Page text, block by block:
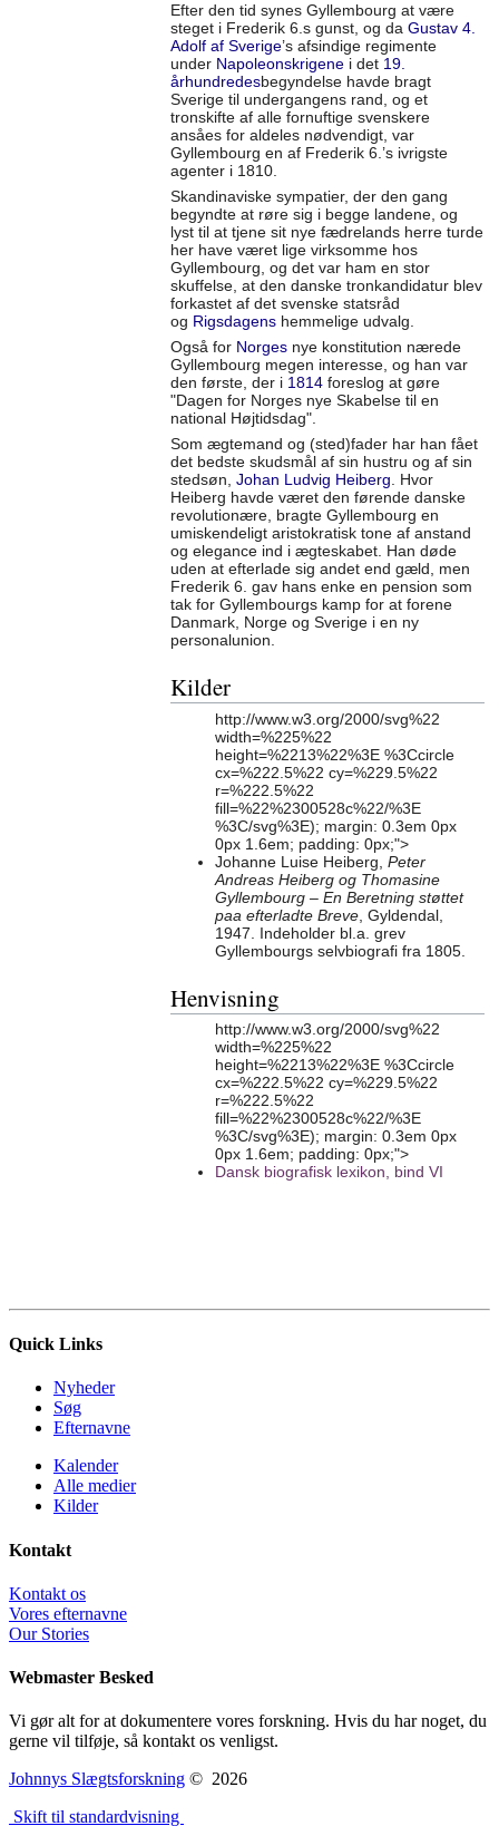
Efter den tid synes Gyllembourg at være
steget i Frederik 6.s gunst, og da Gustav 4.
Adolf af Sverige’s afsindige regimente
under Napoleonskrigene i det 19.
århundredesbegyndelse havde bragt
Sverige til undergangens rand, og et
tronskifte af alle fornuftige svenskere
ansåes for aldeles nødvendigt, var
Gyllembourg en af Frederik 6.’s ivrigste
agenter i 1810.
Skandinaviske sympatier, der den gang
begyndte at røre sig i begge landene, og
lyst til at tjene sit nye fædrelands herre turde
her have været lige virksomme hos
Gyllembourg, og det var ham en stor
skuffelse, at den danske tronkandidatur blev
forkastet af det svenske statsråd
og Rigsdagens hemmelige udvalg.
Også for Norges nye konstitution nærede
Gyllembourg megen interesse, og han var
den første, der i 1814 foreslog at gøre
"Dagen for Norges nye Skabelse til en
national Højtidsdag".
Som ægtemand og (sted)fader har han fået
det bedste skudsmål af sin hustru og af sin
stedsøn, Johan Ludvig Heiberg. Hvor
Heiberg havde været den førende danske
revolutionære, bragte Gyllembourg en
umiskendeligt aristokratisk tone af anstand
og elegance ind i ægteskabet. Han døde
uden at efterlade sig andet end gæld, men
Frederik 6. gav hans enke en pension som
tak for Gyllembourgs kamp for at forene
Danmark, Norge og Sverige i en ny
personalunion.
Kilder
http://www.w3.org/2000/svg%22
width=%225%22
height=%2213%22%3E %3Ccircle
cx=%222.5%22 cy=%229.5%22
r=%222.5%22
fill=%22%2300528c%22/%3E
%3C/svg%3E); margin: 0.3em 0px
0px 1.6em; padding: 0px;">
Johanne Luise Heiberg, Peter
Andreas Heiberg og Thomasine
Gyllembourg – En Beretning støttet
paa efterladte Breve , Gyldendal,
1947. Indeholder bl.a. grev
Gyllembourgs selvbiografi fra 1805.
Henvisning
http://www.w3.org/2000/svg%22
width=%225%22
height=%2213%22%3E %3Ccircle
cx=%222.5%22 cy=%229.5%22
r=%222.5%22
fill=%22%2300528c%22/%3E
%3C/svg%3E); margin: 0.3em 0px
0px 1.6em; padding: 0px;">
Dansk biografisk lexikon, bind VI
Quick Links
Nyheder
Søg
Efternavne
Kalender
Alle medier
Kilder
Kontakt
Kontakt os
Vores efternavne
Our Stories
Webmaster Besked
Vi gør alt for at dokumentere vores forskning. Hvis du har noget, du
gerne vil tilføje, så kontakt os venligst.
Johnnys Slægtsforskning © 2026
Skift til standardvisning